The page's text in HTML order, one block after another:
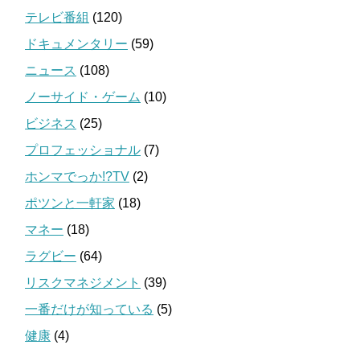
テレビ番組 (120)
ドキュメンタリー (59)
ニュース (108)
ノーサイド・ゲーム (10)
ビジネス (25)
プロフェッショナル (7)
ホンマでっか!?TV (2)
ポツンと一軒家 (18)
マネー (18)
ラグビー (64)
リスクマネジメント (39)
一番だけが知っている (5)
健康 (4)